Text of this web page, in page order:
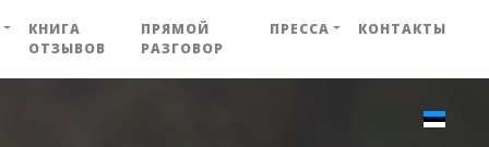
КНИГА
ОТЗЫВОВ
ПРЯМОЙ
РАЗГОВОР
ПРЕССА КОНТАКТЫ